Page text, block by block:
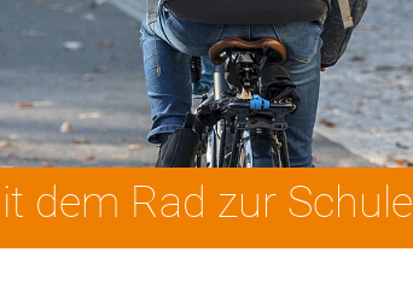
dem Rad zur Schule